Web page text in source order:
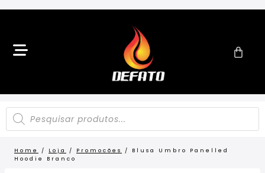
Home / Loja / Promocões /
Blusa Umbro Panelled
Hoodie Branco